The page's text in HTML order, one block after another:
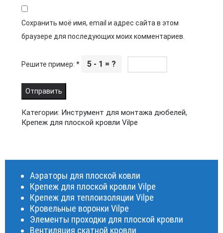
Сохранить моё имя, email и адрес сайта в этом
браузере для последующих моих комментариев.
Решите пример: * 5 - 1 = ?
Категории: Инструмент для монтажа дюбелей,
Крепеж для плоской кровли Vilpe
Аэраторы для плоской ковли
Крепеж для плоской кровли Vilpe
Крепеж для теплоизоляции Vilpe
Кровельные воронки Vilpe
Элементы проходки для плоской кровли
Вентиляция скатной кровли